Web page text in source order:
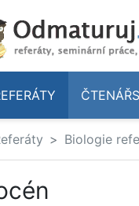
Biologie